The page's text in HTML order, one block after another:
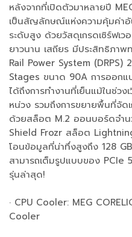
หลังจากที่เปิดตัวมาหลายปี
เป็นสัญลักษณ์แห่งความคุ้มค่าอั
ระดับสูง ด้วยวัสดุเกรดเซิร์ฟเว
ยาวนาน เสถียร มีประสิทธิภา
Rail Power System
Stages ขนาด 90A การออกแ
ได้ถึงการทำงานที่เย็นแม้ในช่วง
หน่วง รวมถึงการขยายพื้นที่จัด
ด้วยสล็อต M.2 ออนบอร์ดจำ
Shield Frozr สล็อต
โอนข้อมูลที่น่าทึ่งสูงถึง 128
สามารถเต็มรูปแบบของ PCIe
รุ่นล่าสุด!
· CPU Cooler: MEG
Cooler